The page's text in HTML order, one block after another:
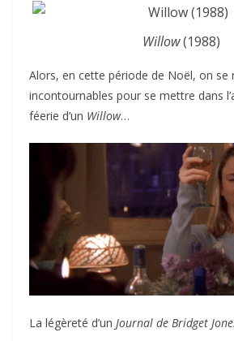
Willow(1988)
Alors, en cette période de Noël, on se
incontournables pour se mettre dans
féerie d’un Willow…
La légèreté d’un Journal de Bridget